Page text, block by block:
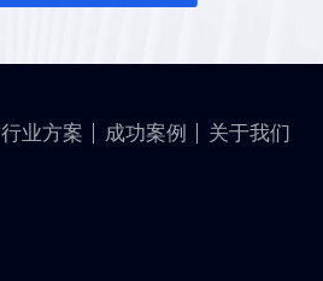
行业方案 成功案例 关于我们